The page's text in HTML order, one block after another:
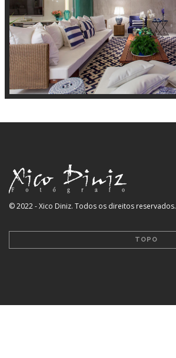
© 2022 - Xico Diniz. Todos os direitos reservados.
TOPO